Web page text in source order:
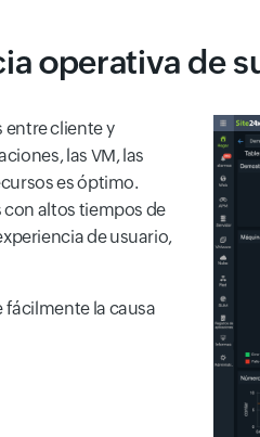
operativa de
entre cliente y
las VM, las
es óptimo.
con altos tiempos de
de usuario,
fácilmente la causa